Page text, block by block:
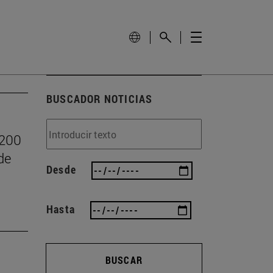
BUSCADOR NOTICIAS
Desde
Hasta
BUSCAR